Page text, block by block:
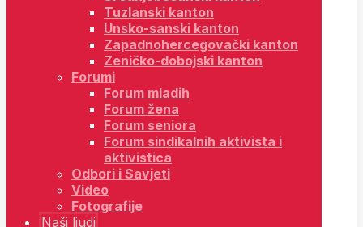
Tuzlanski kanton
Unsko-sanski kanton
Zapadnohercegovački kanton
Zeničko-dobojski kanton
Forumi
Forum mladih
Forum žena
Forum seniora
Forum sindikalnih aktivista i
aktivistica
Odbori i Savjeti
Video
Fotografije
Naši ljudi